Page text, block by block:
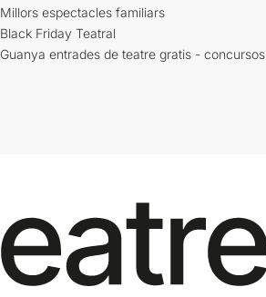
Millors espectacles familiars
Black Friday Teatral
Guanya entrades de teatre gratis - concursos